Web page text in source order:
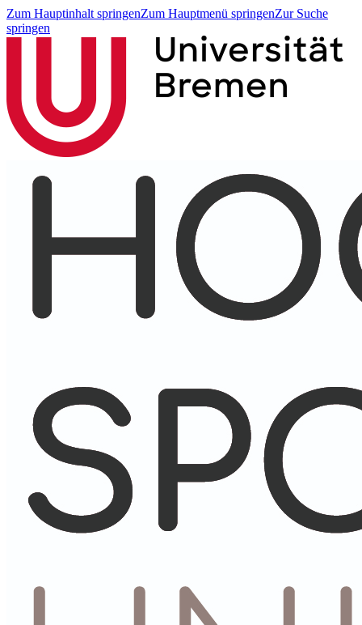
Zum Hauptinhalt springenZum Hauptmenü springenZur Suche
springen